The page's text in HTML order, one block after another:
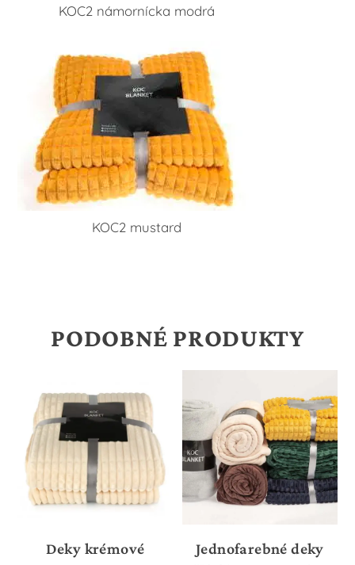
KOC2 námornícka modrá
KOC2 mustard
PODOBNÉ PRODUKTY
Deky krémové
Jednofarebné deky